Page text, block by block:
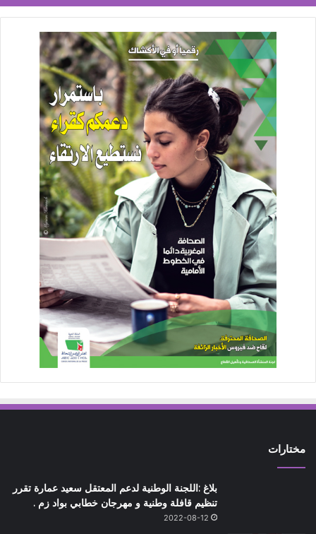
مختارات
بلاغ :اللجنة الوطنية لدعم المعتقل سعيد عمارة تقرر
تنظيم قافلة وطنية و مهرجان خطابي بواد زم .
2022-08-12